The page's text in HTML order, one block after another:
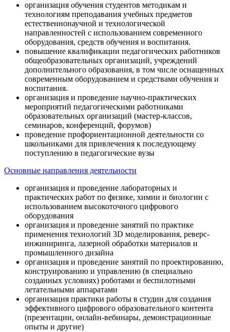
организация обучения студентов методикам и
технологиям преподавания учебных предметов
естественнонаучной и технологической
направленностей с использованием современного
оборудования, средств обучения и воспитания.
повышение квалификации педагогических работников
общеобразовательных организаций, учреждений
дополнительного образования, в том числе оснащенных
современным оборудованием и средствами обучения и
воспитания.
организация и проведение научно-практических
мероприятий педагогическими работниками
образовательных организаций (мастер-классов,
семинаров, конференций, форумов)
проведение профориентационной деятельности со
школьниками для привлечения к последующему
поступлению в педагогические вузы
Основные направления деятельности
организация и проведение лабораторных и
практических работ по физике, химии и биологии с
использованием высокоточного цифрового
оборудования
организация и проведение занятий по практике
применения технологий 3D моделирования, реверс-
инжиниринга, лазерной обработки материалов и
промышленного дизайна
организация и проведение занятий по проектированию,
конструированию и управлению (в специально
созданных условиях) роботами и беспилотными
летательными аппаратами
организация практики работы в студии для создания
эффективного цифрового образовательного контента
(презентации, онлайн-вебинары, демонстрационные
опыты и другие)